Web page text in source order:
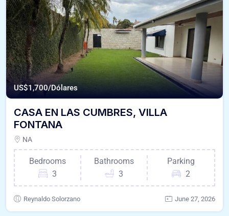
US$1,700/Dólares
CASA EN LAS CUMBRES, VILLA
FONTANA
NA
Bedrooms
3
Bathrooms
3
Parking
2
Reynaldo Solorzano June 27, 2026